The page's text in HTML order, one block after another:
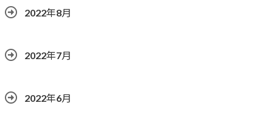
2022年8月
2022年7月
2022年6月